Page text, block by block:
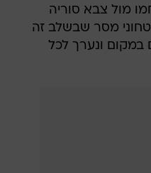
מול צבא סוריה
מסר שבשלב זה
במקום ונערך לכל